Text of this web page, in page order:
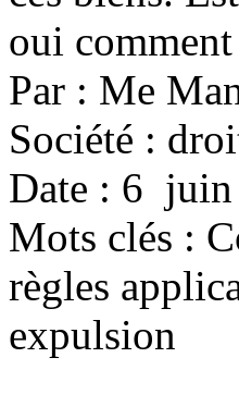
oui comment
Par : Me
Société :
Date : 6
Mots clés :
règles
expulsion